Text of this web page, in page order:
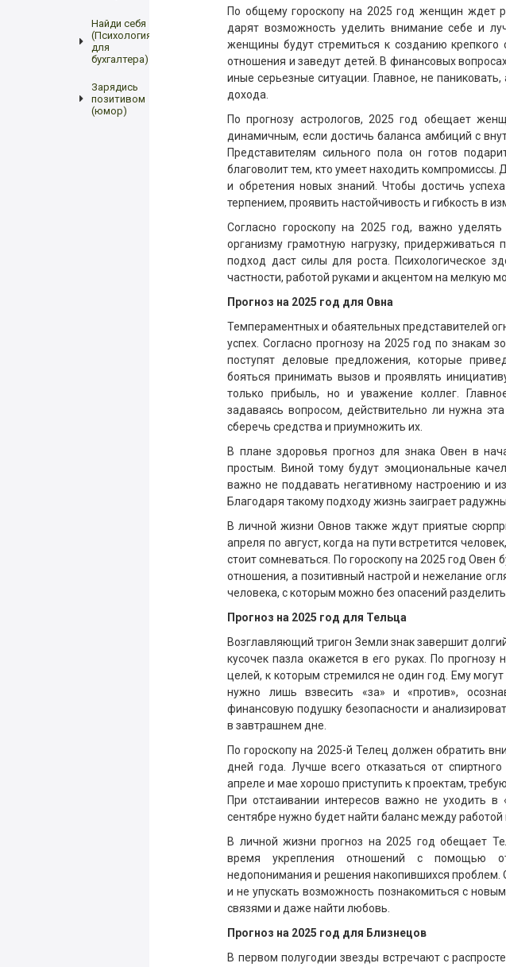
Найди себя
(Психология
для
бухгалтера)
Зарядись
позитивом
(юмор)
По общему гороскопу на 2025 год женщин ждет
дарят возможность уделить внимание себе и
женщины будут стремиться к созданию
отношения и заведут детей. В финансовых
иные серьезные ситуации. Главное, не
дохода.
По прогнозу астрологов, 2025 год обещает
динамичным, если достичь баланса амбиций с
Представителям сильного пола он готов
благоволит тем, кто умеет находить
и обретения новых знаний. Чтобы достичь
терпением, проявить настойчивость и гибкость в
Согласно гороскопу на 2025 год, важно
организму грамотную нагрузку, придерживаться
подход даст силы для роста. Психологическое
частности, работой руками и акцентом на мелкую
Прогноз на 2025 год для Овна
Темпераментных и обаятельных представителей
успех. Согласно прогнозу на 2025 год по знакам
поступят деловые предложения, которые
бояться принимать вызов и проявлять
только прибыль, но и уважение коллег.
задаваясь вопросом, действительно ли нужна
сберечь средства и приумножить их.
В плане здоровья прогноз для знака Овен в
простым. Виной тому будут эмоциональные
важно не поддавать негативному настроению и
Благодаря такому подходу жизнь заиграет
В личной жизни Овнов также ждут приятые
апреля по август, когда на пути встретится
стоит сомневаться. По гороскопу на 2025 год
отношения, а позитивный настрой и нежелание
человека, с которым можно без опасений разделить
Прогноз на 2025 год для Тельца
Возглавляющий тригон Земли знак завершит
кусочек пазла окажется в его руках. По
целей, к которым стремился не один год. Ему
нужно лишь взвесить «за» и «против»,
финансовую подушку безопасности и
в завтрашнем дне.
По гороскопу на 2025-й Телец должен обратить
дней года. Лучше всего отказаться от
апреле и мае хорошо приступить к проектам,
При отстаивании интересов важно не уходить в
сентябре нужно будет найти баланс между работой
В личной жизни прогноз на 2025 год обещает
время укрепления отношений с помощью
недопонимания и решения накопившихся
и не упускать возможность познакомиться с
связями и даже найти любовь.
Прогноз на 2025 год для Близнецов
В первом полугодии звезды встречают с